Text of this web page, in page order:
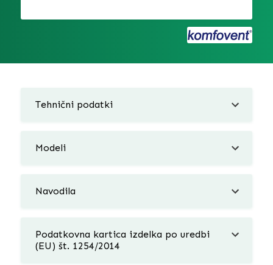
Tehnični podatki
Modeli
Navodila
Podatkovna kartica izdelka po uredbi
(EU) št. 1254/2014